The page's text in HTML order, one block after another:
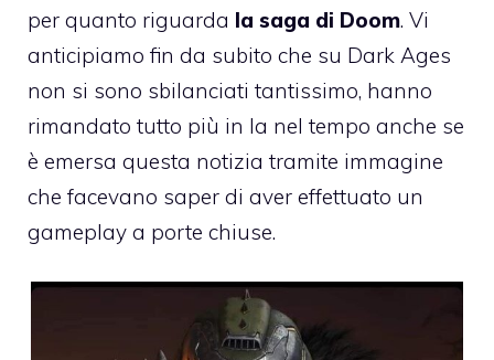
per quanto riguarda la saga di Doom. Vi
anticipiamo fin da subito che su Dark Ages
non si sono sbilanciati tantissimo, hanno
rimandato tutto più in la nel tempo anche se
è emersa questa notizia tramite immagine
che facevano saper di aver effettuato un
gameplay a porte chiuse.